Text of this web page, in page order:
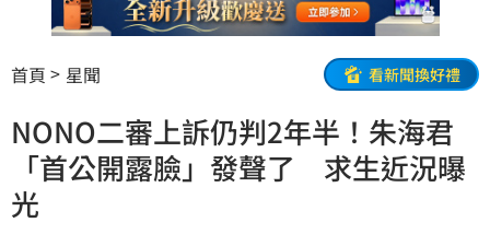
首頁 星聞 看新聞換好禮
NONO二審上訴仍判2年半！朱海君
「首公開露臉」發聲了 求生近況曝
光